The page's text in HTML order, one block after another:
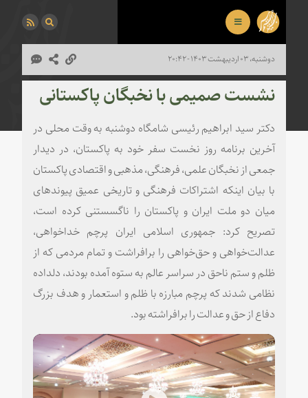
دوشنبه، ۰۳ اردیبهشت ۱۴۰۳ - ۲۰:۴۲
نشست صمیمی با نخبگان پاکستانی
دکتر سید ابراهیم رئیسی شامگاه دوشنبه به وقت محلی در
آخرین برنامه روز نخست سفر خود به پاکستان، در دیدار
جمعی از نخبگان علمی، فرهنگی، مذهبی و اقتصادی پاکستان
با بیان اینکه اشتراکات فرهنگی و تاریخی عمیق پیوندهای
میان دو ملت ایران و پاکستان را ناگسستنی کرده است،
تصریح کرد: جمهوری اسلامی ایران پرچم خداخواهی،
عدالت‌خواهی و حق‌خواهی را برافراشت و تمام مردمی که از
ظلم و ستم ناحق در سراسر عالم به ستوه آمده بودند، دلداده
نظامی شدند که پرچم مبارزه با ظلم و استعمار و هدف بزرگ
دفاع از حق و عدالت را برافراشته بود.